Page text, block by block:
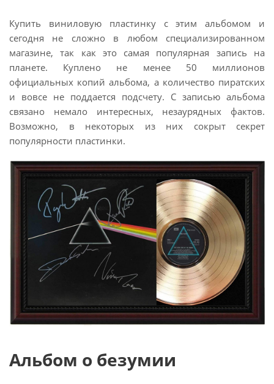
Купить виниловую пластинку с этим альбомом и
сегодня не сложно в любом специализированном
магазине, так как это самая популярная запись на
планете. Куплено не менее 50 миллионов
официальных копий альбома, а количество пиратских
и вовсе не поддается подсчету. С записью альбома
связано немало интересных, незаурядных фактов.
Возможно, в некоторых из них сокрыт секрет
популярности пластинки.
Альбом о безумии